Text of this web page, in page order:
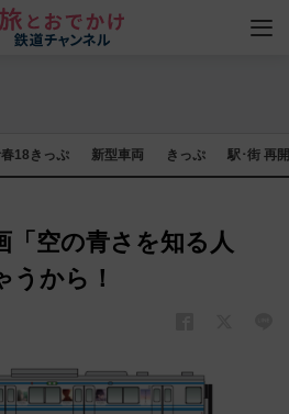
18きっぷ 新型車両 きっぷ 駅･街 再
「空の青さを知る人
うから！